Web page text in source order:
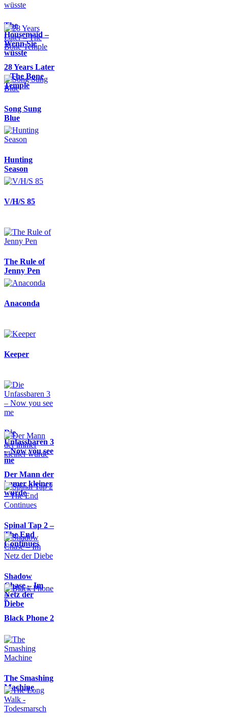
The
Housemaid –
Wenn Sie
wüsste
28 Years Later
– The Bone
Temple
Song Sung
Blue
Hunting
Season
V/H/S 85
The Rule of
Jenny Pen
Anaconda
Keeper
Die
Unfassbaren 3
– Now you see
me
Der Mann der
immer kleiner
wurde
Spinal Tap 2 –
The End
Continues
Shadow
Chase – Im
Netz der
Diebe
Black Phone 2
The Smashing
Machine